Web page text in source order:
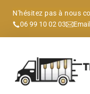
N'hésitez pas à nous
06 99 10 02 03
Email